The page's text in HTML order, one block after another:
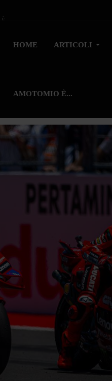
HOME ARTICOLI
AMOTOMIO È...